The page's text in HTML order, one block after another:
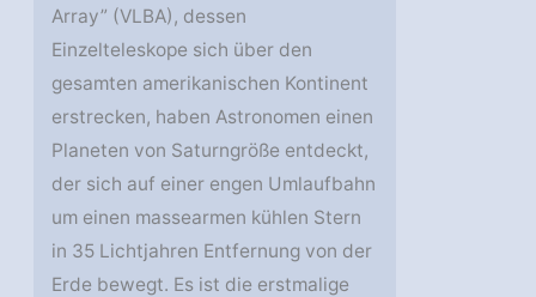
Array” (VLBA), dessen
Einzelteleskope sich über den
gesamten amerikanischen Kontinent
erstrecken, haben Astronomen einen
Planeten von Saturngröße entdeckt,
der sich auf einer engen Umlaufbahn
um einen massearmen kühlen Stern
in 35 Lichtjahren Entfernung von der
Erde bewegt. Es ist die erstmalige